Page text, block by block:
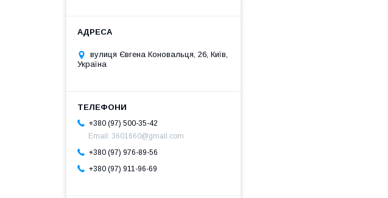
вулиця Євгена Коновальця, 26, Київ,
Україна
+380 (97) 500-35-42
Email: 3601660@gmail.com
+380 (97) 976-89-56
+380 (97) 911-96-69